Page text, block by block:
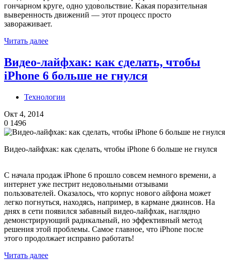
гончарном круге, одно удовольствие. Какая поразительная
выверенность движений — этот процесс просто
завораживает.
Читать далее
Видео-лайфхак: как сделать, чтобы
iPhone 6 больше не гнулся
Технологии
Окт 4, 2014
0 1496
Видео-лайфхак: как сделать, чтобы iPhone 6 больше не гнулся
С начала продаж iPhone 6 прошло совсем немного времени, а
интернет уже пестрит недовольными отзывами
пользователей. Оказалось, что корпус нового айфона может
легко погнуться, находясь, например, в кармане джинсов. На
днях в сети появился забавный видео-лайфхак, наглядно
демонстрирующий радикальный, но эффективный метод
решения этой проблемы. Самое главное, что iPhone после
этого продолжает исправно работать!
Читать далее